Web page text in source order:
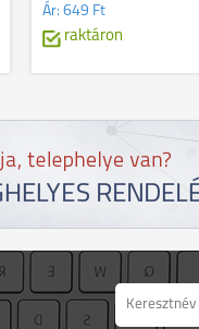
Ár: 649 Ft
raktáron